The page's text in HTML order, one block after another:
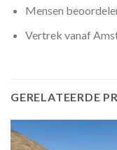
Mensen
Vertrek vanaf
GERELATEERDE